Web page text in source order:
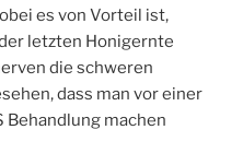
es von Vorteil ist,
letzten Honigernte
die schweren
dass man vor einer
Behandlung machen